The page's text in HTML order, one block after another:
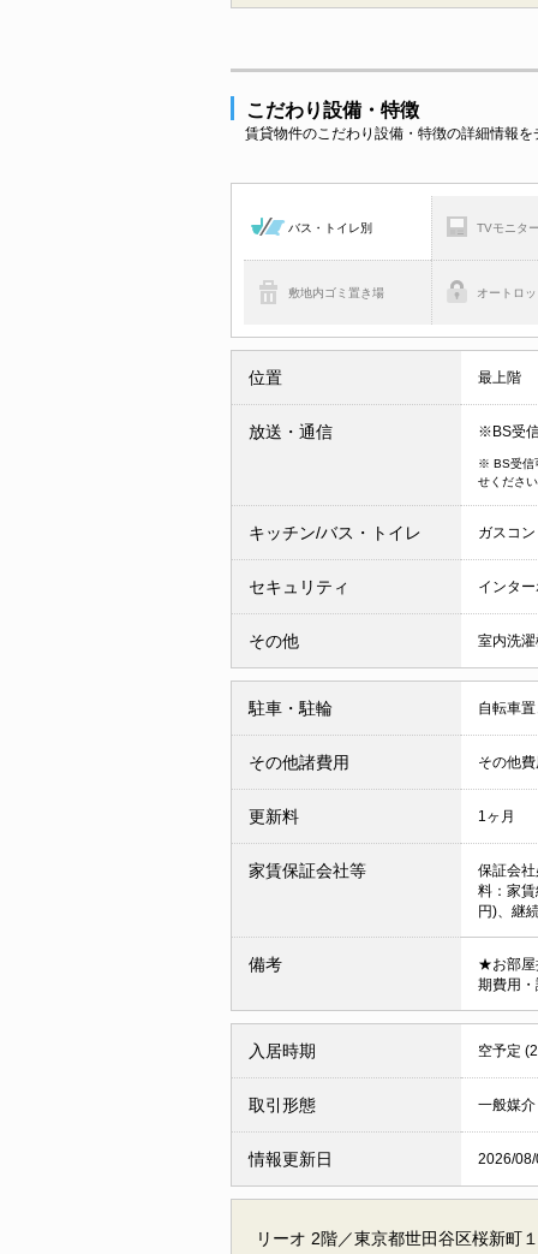
こだわり設備・特徴
賃貸物件のこだわり設備・特徴の詳細情報を
バス・トイレ別 TVモニタ
敷地内ゴミ置き場 オートロ
位置 最上階
放送・通信 ※BS受
※ BS受信
せくださ
キッチン/バス・トイレ ガスコ
セキュリティ インタ
その他 室内洗
駐車・駐輪 自転車
その他諸費用 その他
更新料 1ヶ月
家賃保証会社等
保証会
料：家
円)、継
備考
★お部屋
期費用
入居時期 空予定
取引形態 一般媒介
情報更新日 2026/08/
リーオ 2階／東京都世田谷区桜新町